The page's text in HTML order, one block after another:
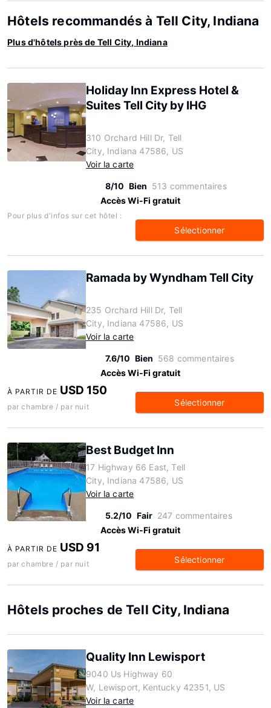
Hôtels recommandés à Tell City, Indiana
Plus d'hôtels près de Tell City, Indiana
Holiday Inn Express Hotel &
Suites Tell City by IHG
310 Orchard Hill Dr, Tell
City, Indiana 47586, US
Voir la carte
8/10 Bien 513 commentaires
Accès Wi-Fi gratuit
Pour plus d'infos sur cet hôtel :
Sélectionner
Ramada by Wyndham Tell City
235 Orchard Hill Dr, Tell
City, Indiana 47586, US
Voir la carte
7.6/10 Bien 568 commentaires
Accès Wi-Fi gratuit
À PARTIR DE USD 150
par chambre / par nuit Sélectionner
Best Budget Inn
17 Highway 66 East, Tell
City, Indiana 47586, US
Voir la carte
5.2/10 Fair 247 commentaires
Accès Wi-Fi gratuit
À PARTIR DE USD 91
par chambre / par nuit Sélectionner
Hôtels proches de Tell City, Indiana
Quality Inn Lewisport
9040 Us Highway 60
W, Lewisport, Kentucky 42351, US
Voir la carte